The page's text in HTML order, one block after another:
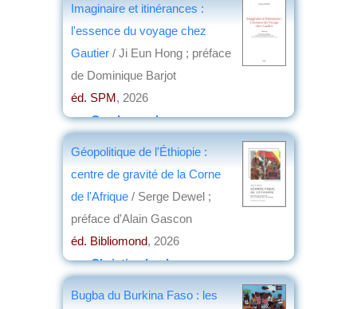
Imaginaire et itinérances :
l'essence du voyage chez
Gautier / Ji Eun Hong ; préface
de Dominique Barjot
éd. SPM, 2026
parGuy Lavorel
Géopolitique de l'Éthiopie :
centre de gravité de la Corne
de l'Afrique / Serge Dewel ;
préface d'Alain Gascon
éd. Bibliomond, 2026
parChristian Lochon
Bugba du Burkina Faso : les